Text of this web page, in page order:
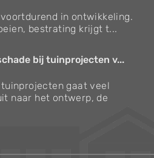
in ontwikkeling.
bestrating krijgt t...
bij tuinprojecten v...
gaat veel
naar het ontwerp, de